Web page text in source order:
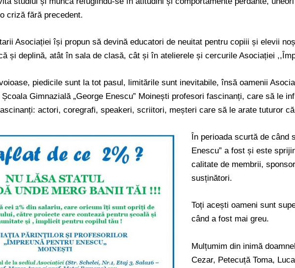
criză fără precedent.
Asociației își propun să devină educatori de neuitat pentru copiii și elevii
și deplină, atât în sala de clasă, cât și în atelierele și cercurile Asociației
piedicile sunt la tot pasul, limitările sunt inevitabile, însă oamenii
Gimnazială „George Enescu” Moinești profesori fascinanți, care să le
actori, coregrafi, speakeri, scriitori, meșteri care să le arate tuturor
În perioada scurtă de când
Enescu” a fost și este
calitate de membrii,
susținători.
Toți acești oameni sunt
când a fost mai greu.
Mulțumim din inimă
Cezar, Petecuță Toma,